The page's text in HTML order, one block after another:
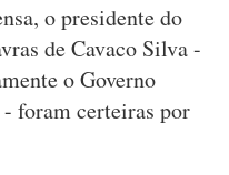
o presidente do
de Cavaco Silva -
o Governo
foram certeiras por